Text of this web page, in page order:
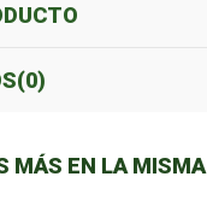
MÁS EN LA MISMA